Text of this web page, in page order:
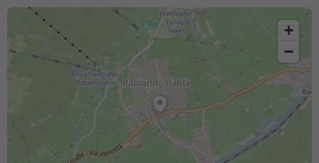
+
−